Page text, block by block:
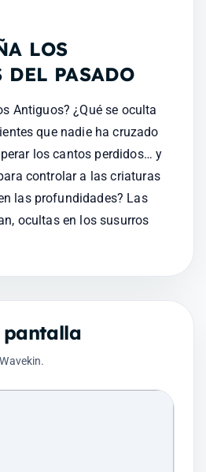
LOS
PASADO
Antiguos? ¿Qué se oculta
que nadie ha cruzado
los cantos perdidos… y
controlar a las criaturas
las profundidades? Las
ocultas en los susurros
pantalla